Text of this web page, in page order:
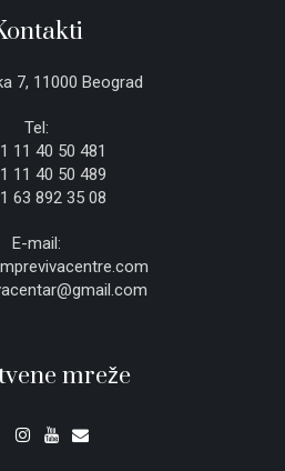
7, 11000 Beograd
Tel:
11 40 50 481
11 40 50 489
63 892 35 08
E-mail:
mreže